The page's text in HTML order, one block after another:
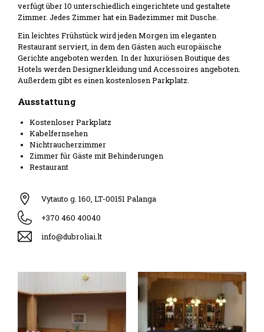
verfügt über 10 unterschiedlich eingerichtete und gestaltete
Zimmer. Jedes Zimmer hat ein Badezimmer mit Dusche.
Ein leichtes Frühstück wird jeden Morgen im eleganten
Restaurant serviert, in dem den Gästen auch europäische
Gerichte angeboten werden. In der luxuriösen Boutique des
Hotels werden Designerkleidung und Accessoires angeboten.
Außerdem gibt es einen kostenlosen Parkplatz.
Ausstattung
Kostenloser Parkplatz
Kabelfernsehen
Nichtraucherzimmer
Zimmer für Gäste mit Behinderungen
Restaurant
Vytauto g. 160, LT-00151 Palanga
+370 460 40040
info@dubroliai.lt